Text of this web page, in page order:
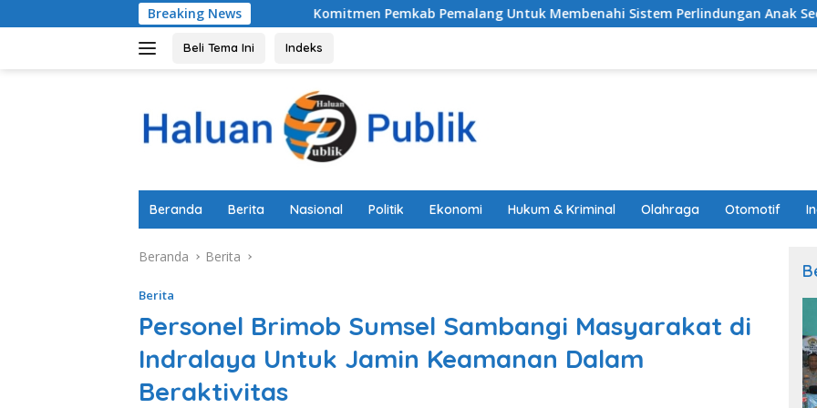
ke
Breaking NewsKomitmen Pemkab Pemalang Untuk Membenahi Sistem Perlindungan Anak Secara Menyeluruh
Beli Tema Ini Indeks
Beranda Berita Nasional Politik Ekonomi Hukum & Kriminal Olahraga Otomotif
Beranda Berita
Berita
Personel Brimob Sumsel Sambangi Masyarakat di
Indralaya Untuk Jamin Keamanan Dalam
Beraktivitas